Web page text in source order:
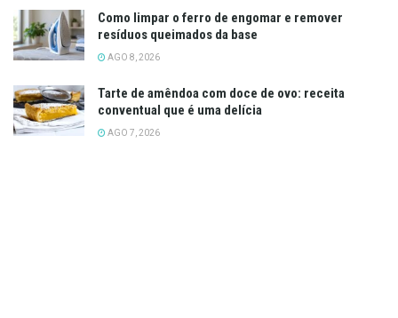
Como limpar o ferro de engomar e remover
resíduos queimados da base
AGO 8, 2026
Tarte de amêndoa com doce de ovo: receita
conventual que é uma delícia
AGO 7, 2026